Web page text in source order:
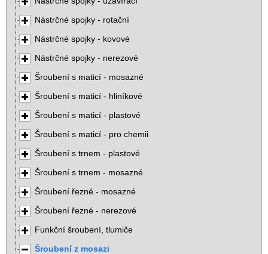
Nástrčné spojky - rotační
Nástrčné spojky - kovové
Nástrčné spojky - nerezové
Šroubení s maticí - mosazné
Šroubení s maticí - hliníkové
Šroubení s maticí - plastové
Šroubení s maticí - pro chemii
Šroubení s trnem - plastové
Šroubení s trnem - mosazné
Šroubení řezné - mosazné
Šroubení řezné - nerezové
Funkční šroubení, tlumiče
Šroubení z mosazi